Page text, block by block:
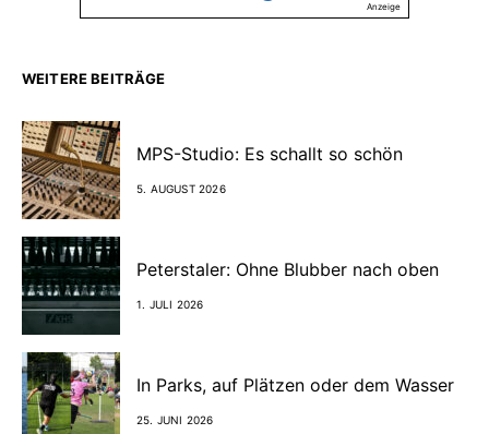
Anzeige
WEITERE BEITRÄGE
MPS-Studio: Es schallt so schön
5. AUGUST 2026
Peterstaler: Ohne Blubber nach oben
1. JULI 2026
In Parks, auf Plätzen oder dem Wasser
25. JUNI 2026